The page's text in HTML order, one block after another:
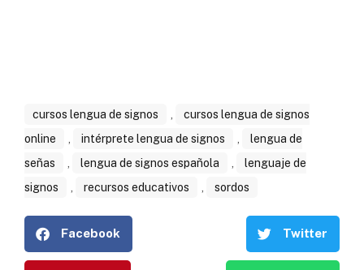
cursos lengua de signos
cursos lengua de signos
online
intérprete lengua de signos
lengua de
señas
lengua de signos española
lenguaje de
signos
recursos educativos sordos
Facebook Twitter